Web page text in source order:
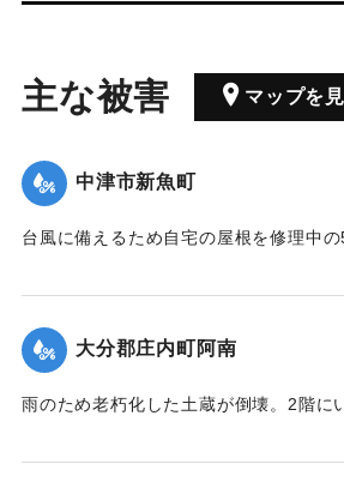
主な被害 マップを
中津市新魚町
台風に備えるため自宅の屋根を修理中
｜固有コード:
大分郡庄内町阿南
雨のため老朽化した土蔵が倒壊。2階に